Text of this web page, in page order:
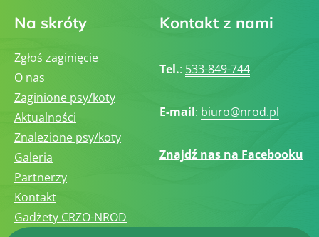
Na skróty
Zgłoś zaginięcie
O nas
Zaginione psy/koty
Aktualności
Znalezione psy/koty
Galeria
Partnerzy
Kontakt
Gadżety CRZO-NROD
Kontakt z nami
Tel.: 533-849-744
E-mail: biuro@nrod.pl
Znajdź nas na Facebooku